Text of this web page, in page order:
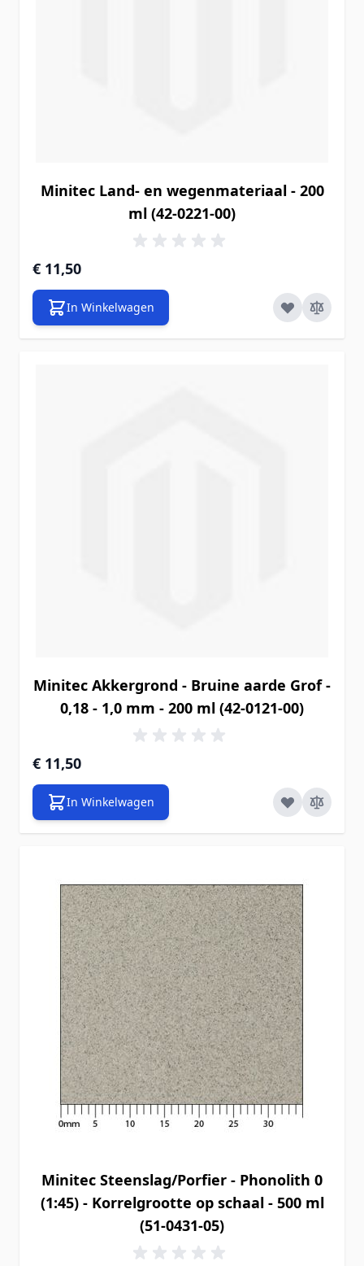
Minitec Land- en wegenmateriaal - 200
ml (42-0221-00)
€ 11,50
In Winkelwagen
Minitec Akkergrond - Bruine aarde Grof -
0,18 - 1,0 mm - 200 ml (42-0121-00)
€ 11,50
In Winkelwagen
Minitec Steenslag/Porfier - Phonolith 0
(1:45) - Korrelgrootte op schaal - 500 ml
(51-0431-05)